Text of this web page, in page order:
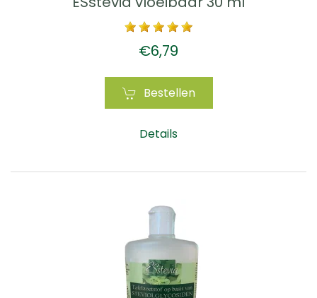
€6,79
Bestellen
Details